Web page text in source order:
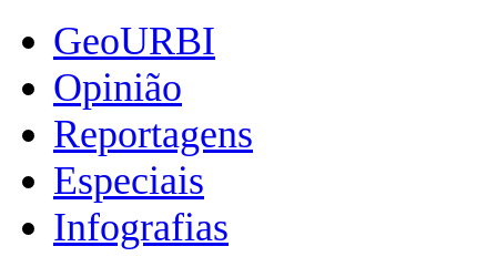
GeoURBI
Opinião
Reportagens
Especiais
Infografias